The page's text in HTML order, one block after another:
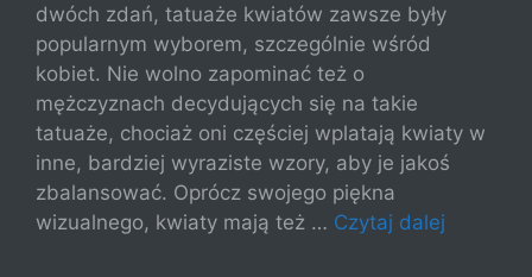
dwóch zdań, tatuaże kwiatów zawsze były
popularnym wyborem, szczególnie wśród
kobiet. Nie wolno zapominać też o
mężczyznach decydujących się na takie
tatuaże, chociaż oni częściej wplatają kwiaty w
inne, bardziej wyraziste wzory, aby je jakoś
zbalansować. Oprócz swojego piękna
wizualnego, kwiaty mają też … Czytaj dalej